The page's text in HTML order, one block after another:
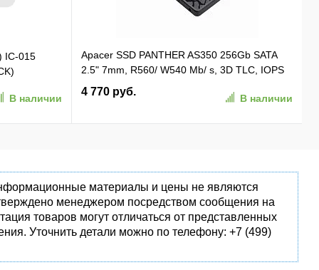
IC-015
В наличии
Apacer SSD PANTHER AS350 256Gb SATA
2.5" 7mm, R560/ W540 Mb/ s, 3D TLC, IOPS
81K/ 74K, MTBF 1,5M, 180TBW,
(AP256GAS350-1)
4 770 руб.
В наличии
материалы и цены не являются
менеджером посредством сообщения на
товаров могут отличаться от представленных
Уточнить детали можно по телефону: +7 (499)